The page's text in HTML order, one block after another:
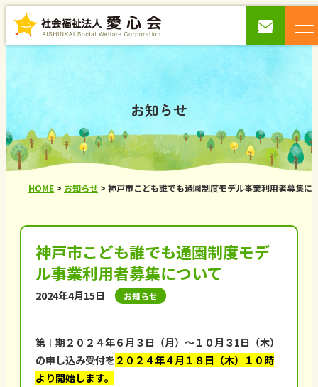
お知らせ
HOME > お知らせ >神戸市こども誰でも通園制度モデル事業利用者募集に
神戸市こども誰でも通園制度モデ
ル事業利用者募集について
2024年4月15日 お知らせ
第Ⅰ期２０２４年６月３日（月）～１０月３1日（木）
の申し込み受付を ２０２４年４月１８日（木）１０時
より開始します。